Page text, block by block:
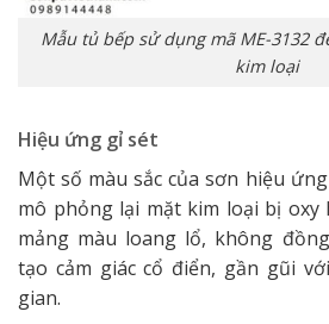
Mẫu tủ bếp sử dụng mã ME-3132
kim loại
Hiệu ứng gỉ sét
Một số màu sắc của sơn hiệu
mô phỏng lại mặt kim loại bị oxy
mảng màu loang lổ, không
tạo cảm giác cổ điển, gần gũi
gian.